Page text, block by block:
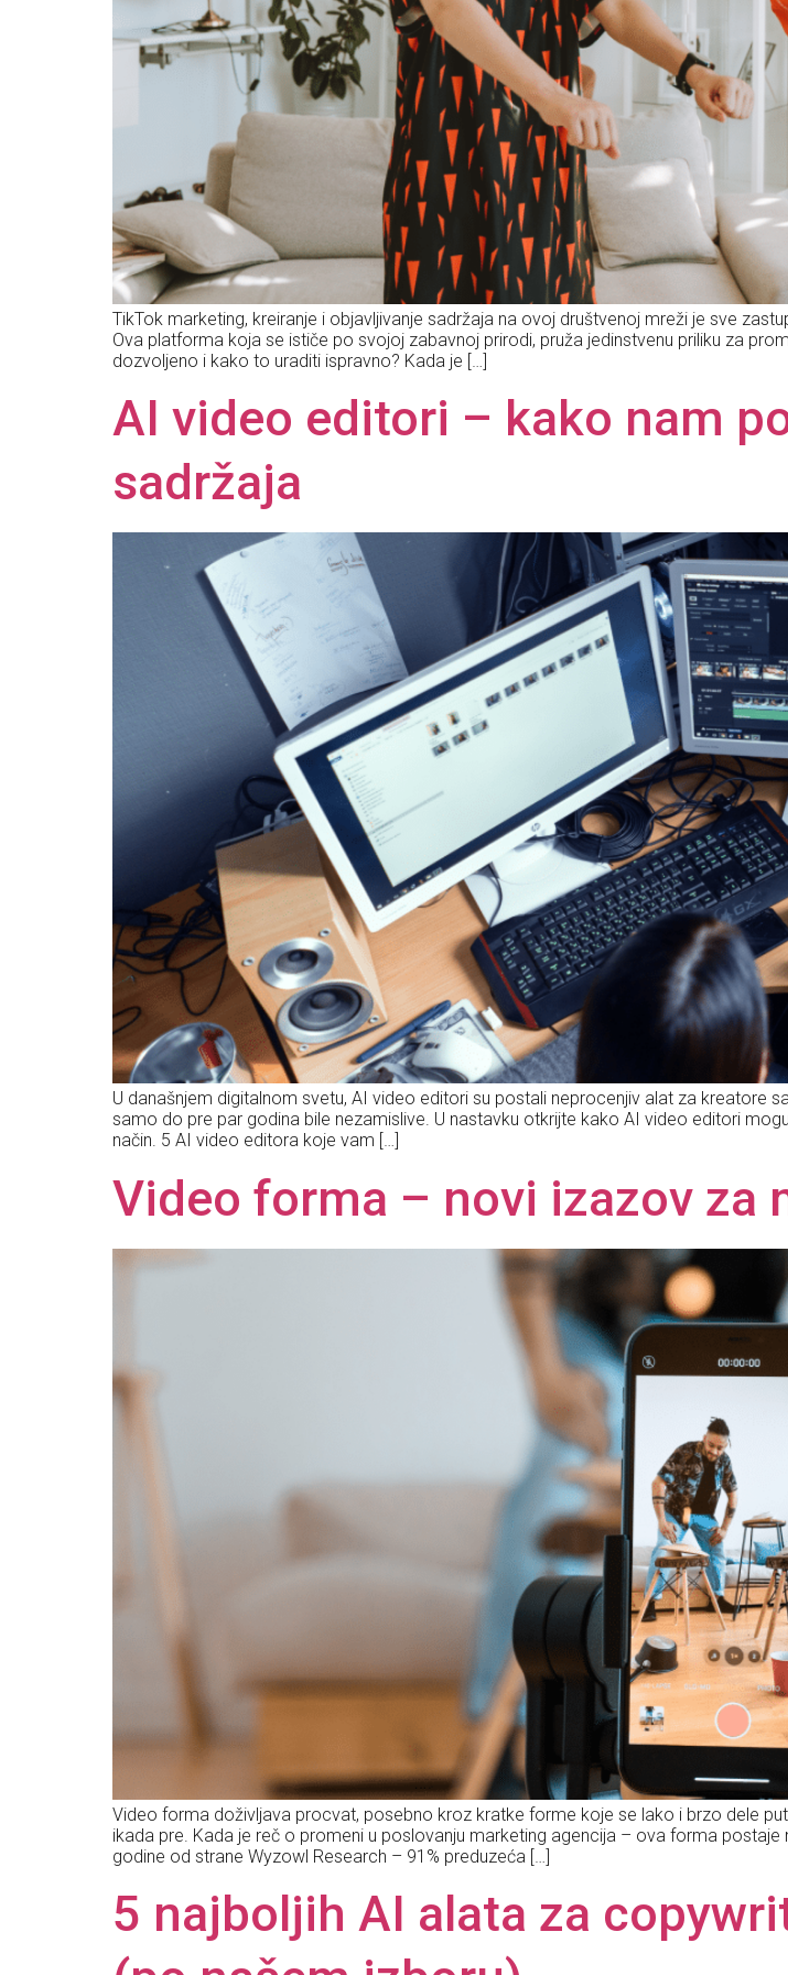
TikTok marketing, kreiranje i objavljivanje sadržaja na ovoj društvenoj mreži je sve
Ova platforma koja se ističe po svojoj zabavnoj prirodi, pruža jedinstvenu priliku za
dozvoljeno i kako to uraditi ispravno? Kada je […]
AI video editori – kako nam
sadržaja
U današnjem digitalnom svetu, AI video editori su postali neprocenjiv alat za kreatore
samo do pre par godina bile nezamislive. U nastavku otkrijte kako AI video editori
način. 5 AI video editora koje vam […]
Video forma – novi izazov za
Video forma doživljava procvat, posebno kroz kratke forme koje se lako i brzo dele
ikada pre. Kada je reč o promeni u poslovanju marketing agencija – ova forma
godine od strane Wyzowl Research – 91% preduzeća […]
5 najboljih AI alata za